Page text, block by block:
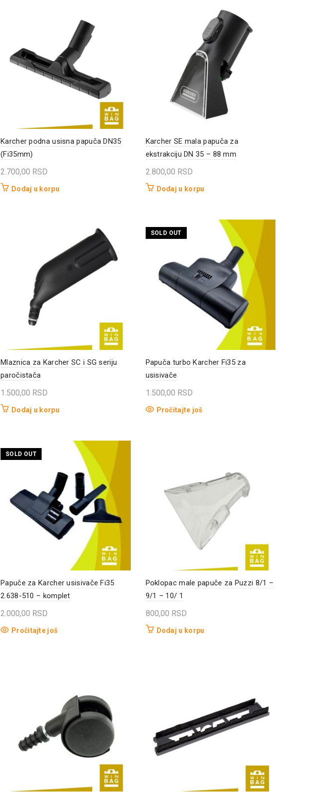
Karcher podna usisna papuča DN35
(Fi35mm)
2.700,00 RSD
Dodaj u korpu
Karcher SE mala papuča za
ekstrakciju DN 35 – 88 mm
2.800,00 RSD
Dodaj u korpu
Mlaznica za Karcher SC i SG seriju
paročistača
1.500,00 RSD
Dodaj u korpu
SOLD OUT
Papuča turbo Karcher Fi35 za
usisivače
1.500,00 RSD
Pročitajte još
SOLD OUT
Papuče za Karcher usisivače Fi35
2.638-510 – komplet
2.000,00 RSD
Pročitajte još
Poklopac male papuče za Puzzi 8/1 –
9/1 – 10/ 1
800,00 RSD
Dodaj u korpu